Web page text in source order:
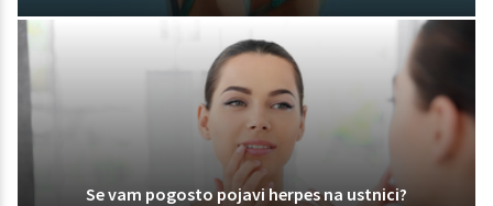
Se vam pogosto pojavi herpes na ustnici?